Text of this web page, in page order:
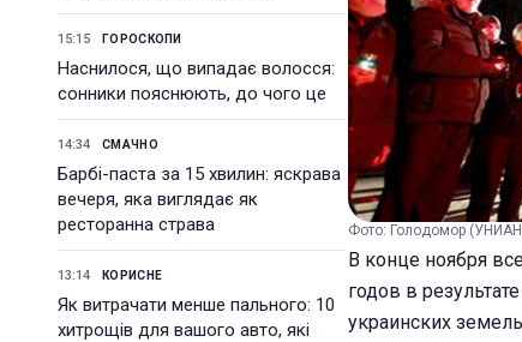
15:15 ГОРОСКОПИ
Наснилося, що випадає волосся:
сонники пояснюють, до чого це
14:34 СМАЧНО
Барбі-паста за 15 хвилин: яскрава
вечеря, яка виглядає як
ресторанна страва
13:14 КОРИСНЕ
Як витрачати менше пального: 10
хитрощів для вашого авто, які
Фото: Голодомор
В конце ноября
годов в
украинских